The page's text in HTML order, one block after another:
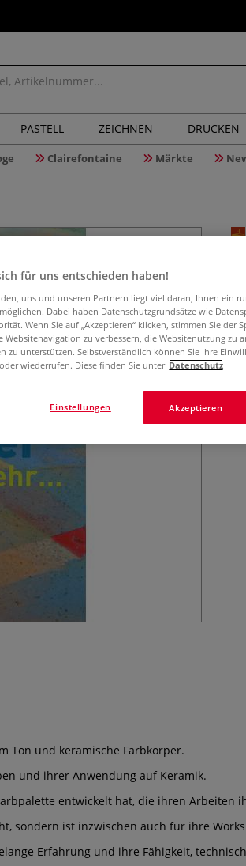
PASTELL ZEICHNEN DRUCKEN
Clairefontaine Märkte
Ton und keramische Farbkörper.
und ihrer Anwendung auf Keramik.
entwickelt hat, die ihren Arbeiten
sondern ist inzwischen auch für ihre
Erfahrung und ihre Fähigkeit,
für uns entschieden haben!
uns und unseren Partnern liegt viel daran, Ihnen ein
Dabei haben Datenschutzgrundsätze wie
Wenn Sie auf „Akzeptieren“ klicken, stimmen Sie der
Websitenavigation zu verbessern, die Websitenutzung zu
zu unterstützen. Selbstverständlich können Sie Ihre
wiederrufen. Diese finden Sie unter Datenschutz
Akzeptieren
Einstellungen